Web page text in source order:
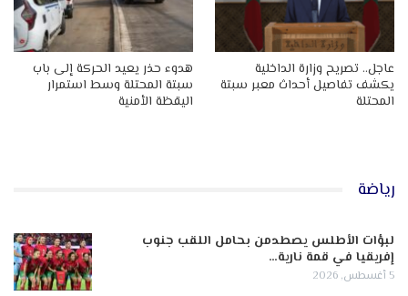
عاجل.. تصريح وزارة الداخلية
يكشف تفاصيل أحداث معبر سبتة
المحتلة
هدوء حذر يعيد الحركة إلى باب
سبتة المحتلة وسط استمرار
اليقظة الأمنية
رياضة
لبؤات الأطلس يصطدمن بحامل اللقب جنوب
إفريقيا في قمة نارية…
5 أغسطس, 2026